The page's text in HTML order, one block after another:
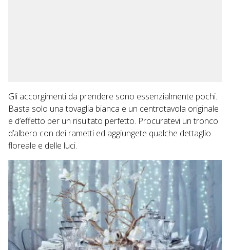
Gli accorgimenti da prendere sono essenzialmente pochi.
Basta solo una tovaglia bianca e un centrotavola originale
e d’effetto per un risultato perfetto. Procuratevi un tronco
d’albero con dei rametti ed aggiungete qualche dettaglio
floreale e delle luci.